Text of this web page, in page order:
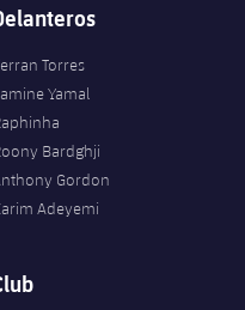
Torres
Yamal
Bardghji
Gordon
Adeyemi